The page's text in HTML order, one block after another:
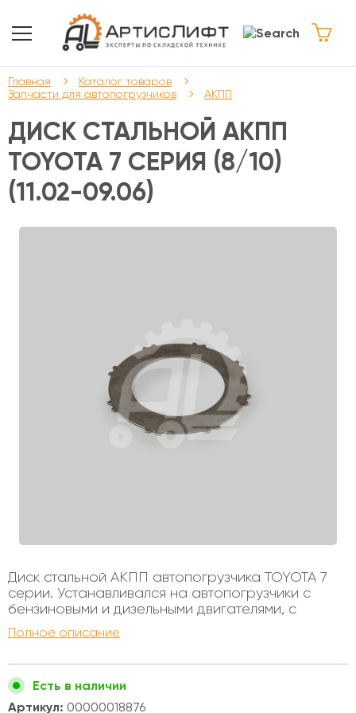
Главная
Каталог товаров
Запчасти для автопогрузчиков
АКПП
ДИСК СТАЛЬНОЙ АКПП
TOYOTA 7 СЕРИЯ (8/10)
(11.02-09.06)
Диск стальной АКПП автопогрузчика TOYOTA 7
серии. Устанавливался на автопогрузчики с
бензиновыми и дизельными двигателями, с
октября 2002 по сентябрь 2006 года,
грузоподъемностью от 1 до 3х тонн. Внутренний
тонны) или 10 (от 2 до 3,5 тонны) Колличество
зубьев - 8
Полное описание
Есть в наличии
Артикул: 00000018876